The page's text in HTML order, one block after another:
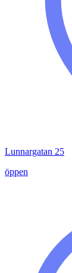
Lunnargatan 25
öppen